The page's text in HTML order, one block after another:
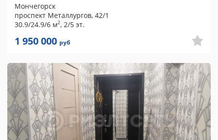
Мончегорск
проспект Металлургов, 42/1
30.9/24.9/6 м2, 2/5 эт.
1 950 000 руб